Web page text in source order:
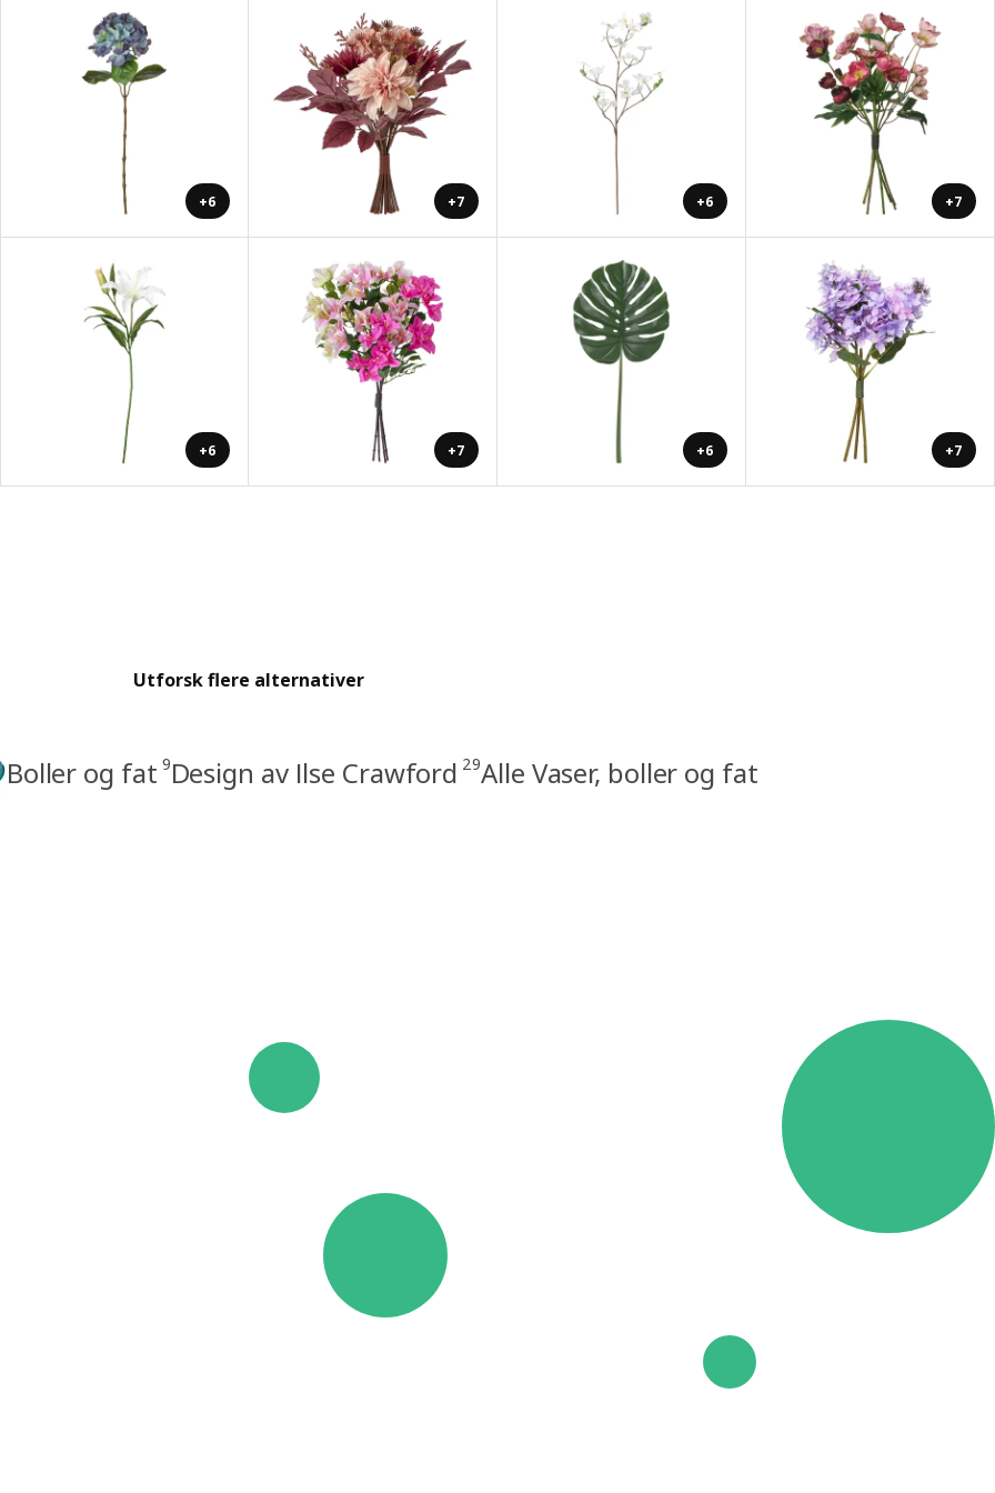
+6 +7 +6 +7
+6 +7 +6 +7
Utforsk flere alternativer
Boller og fat 9Design av Ilse Crawford 29Alle Vaser, boller og fat